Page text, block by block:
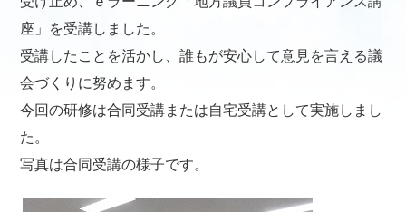
座」を受講しました。
受講したことを活かし、誰もが安心して意見を言える議
会づくりに努めます。
今回の研修は合同受講または自宅受講として実施しまし
た。
写真は合同受講の様子です。